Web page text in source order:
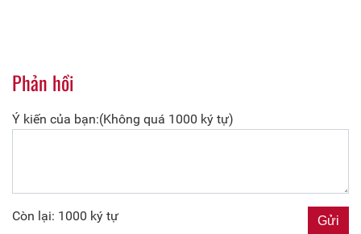
Phản hồi
Ý kiến của bạn:(Không quá 1000 ký tự)
Còn lại: 1000 ký tự